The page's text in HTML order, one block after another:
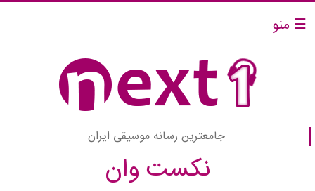
☰ منو
جامعترین رسانه موسیقی ایران
نکست وان